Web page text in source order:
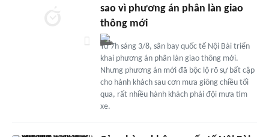
sao vì phương án phân làn giao
thông mới
Từ 7h sáng 3/8, sân bay quốc tế Nội Bài triển
khai phương án phân làn giao thông mới.
Nhưng phương án mới đã bộc lộ rõ sự bất cập
cho hành khách sau cơn mưa giông chiều tối
qua, rất nhiều hành khách phải đội mưa tìm
xe.